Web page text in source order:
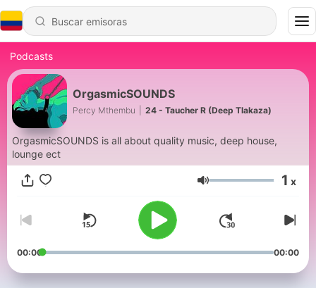
Podcasts
OrgasmicSOUNDS
Percy Mthembu 24 - Taucher R (Deep Tlakaza)
OrgasmicSOUNDS is all about quality music, deep house,
lounge ect
Volumen 1 x
00:00 00:00